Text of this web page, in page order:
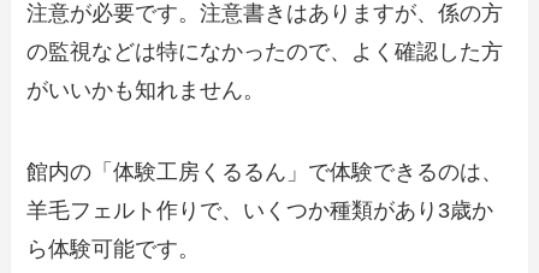
注意が必要です。注意書きはありますが、係の方
の監視などは特になかったので、よく確認した方
がいいかも知れません。
館内の「体験工房くるるん」で体験できるのは、
羊毛フェルト作りで、いくつか種類があり3歳か
ら体験可能です。